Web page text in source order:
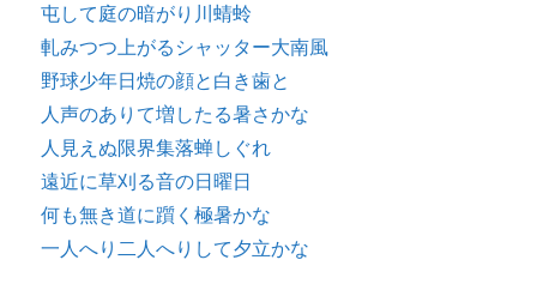
屯して庭の暗がり川蜻蛉
軋みつつ上がるシャッター大南風
野球少年日焼の顔と白き歯と
人声のありて増したる暑さかな
人見えぬ限界集落蝉しぐれ
遠近に草刈る音の日曜日
何も無き道に躓く極暑かな
一人へり二人へりして夕立かな